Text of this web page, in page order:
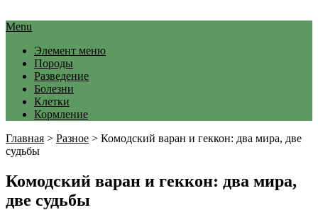
Menu
Элемент меню
Породы
Разведение
Болезни
Клетки
Кормление
Главная > Разное > Комодский варан и геккон: два мира, две
судьбы
Комодский варан и геккон: два мира,
две судьбы